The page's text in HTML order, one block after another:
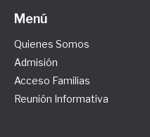
Menú
Quienes Somos
Admisión
Acceso Familias
Reunión Informativa